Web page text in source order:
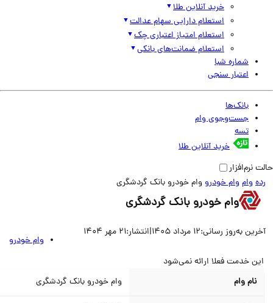
خرید آنلاین طلا
استعلام دارایی سهام عدالت
استعلام امتیاز اعتباری چک
استعلام ضمانت‌های بانکی
شماره شبا
اعتبار سنجی
بانک‌ها
جست‌وجوی وام
تسه
خرید آنلاین طلا
وام وام خودرو وام خودرو بانک گردشگری
وام خودرو بانک گردشگری
به‌روز رسانی:12 مرداد 1405 |انتشار:21 مهر 1404
وام خودرو
خدمت فعلا ارائه نمی‌شود
نام وام
وام خودرو بانک گردشگری